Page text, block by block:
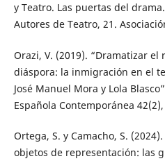
y Teatro. Las puertas del
Autores de Teatro, 21.
Orazi, V. (2019). “Dramatizar el
diáspora: la inmigración en el
José Manuel Mora y Lola
Española Contemporánea
Ortega, S. y Camacho, S.
objetos de representación: las